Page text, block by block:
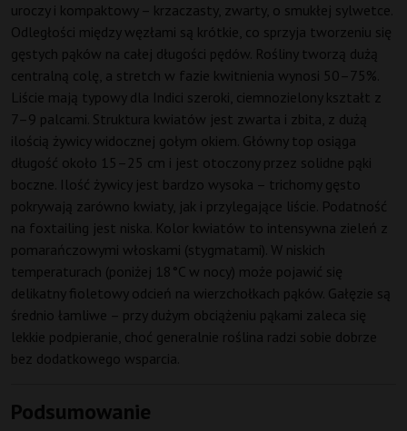
uroczy i kompaktowy – krzaczasty, zwarty, o smukłej sylwetce.
Odległości między węzłami są krótkie, co sprzyja tworzeniu się
gęstych pąków na całej długości pędów. Rośliny tworzą dużą
centralną colę, a stretch w fazie kwitnienia wynosi 50–75%.
Liście mają typowy dla Indici szeroki, ciemnozielony kształt z
7–9 palcami. Struktura kwiatów jest zwarta i zbita, z dużą
ilością żywicy widocznej gołym okiem. Główny top osiąga
długość około 15–25 cm i jest otoczony przez solidne pąki
boczne. Ilość żywicy jest bardzo wysoka – trichomy gęsto
pokrywają zarówno kwiaty, jak i przylegające liście. Podatność
na foxtailing jest niska. Kolor kwiatów to intensywna zieleń z
pomarańczowymi włoskami (stygmatami). W niskich
temperaturach (poniżej 18°C w nocy) może pojawić się
delikatny fioletowy odcień na wierzchołkach pąków. Gałęzie są
średnio łamliwe – przy dużym obciążeniu pąkami zaleca się
lekkie podpieranie, choć generalnie roślina radzi sobie dobrze
bez dodatkowego wsparcia.
Podsumowanie